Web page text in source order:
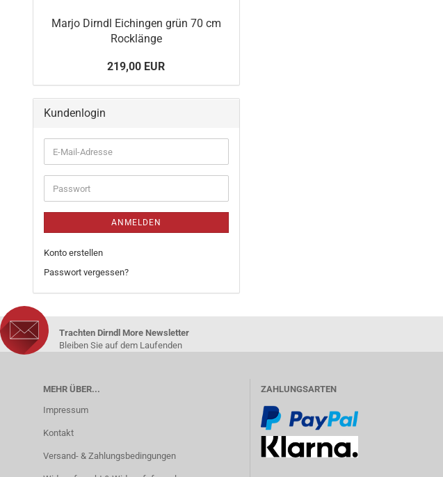
Marjo Dirndl Eichingen grün 70 cm
Rocklänge
219,00 EUR
Kundenlogin
ANMELDEN
Konto erstellen
Passwort vergessen?
Trachten Dirndl More Newsletter
Bleiben Sie auf dem Laufenden
MEHR ÜBER...
Impressum
Kontakt
Versand- & Zahlungsbedingungen
ZAHLUNGSARTEN